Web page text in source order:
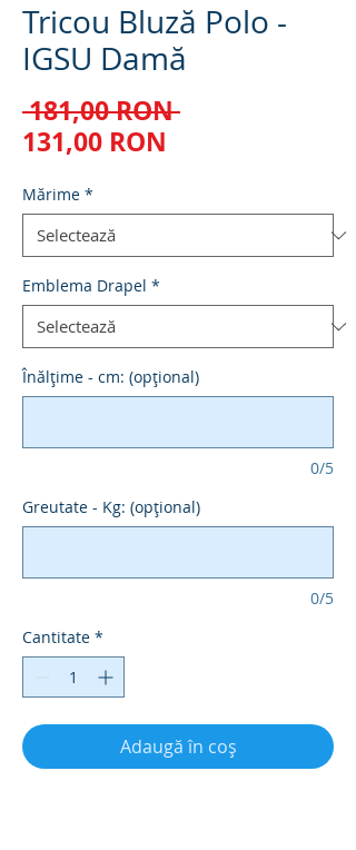
Tricou Bluză Polo -
IGSU Damă
181,00 RON Preț
131,00 RON
Mărime *
Emblema Drapel *
Înălțime - cm: (opțional)
0/5
Greutate - Kg: (opțional)
0/5
Cantitate *
Adaugă în coș